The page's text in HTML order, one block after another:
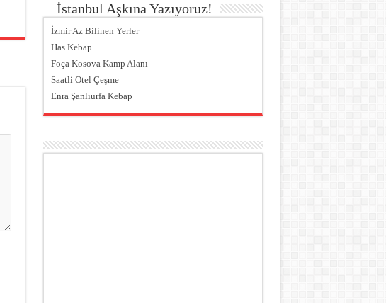
İstanbul Aşkına Yazıyoruz!
İzmir Az Bilinen Yerler
Has Kebap
Foça Kosova Kamp Alanı
Saatli Otel Çeşme
Enra Şanlıurfa Kebap